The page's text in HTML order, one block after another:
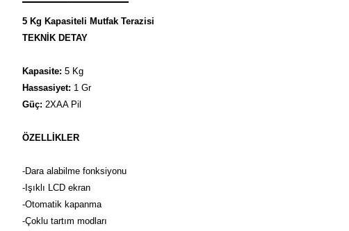
5 Kg Kapasiteli Mutfak Terazisi
TEKNİK DETAY
Kapasite: 5 Kg
Hassasiyet: 1 Gr
Güç: 2XAA Pil
ÖZELLİKLER
-Dara alabilme fonksiyonu
-Işıklı LCD ekran
-Otomatik kapanma
-Çoklu tartım modları